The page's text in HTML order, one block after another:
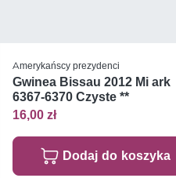
Amerykańscy prezydenci
Gwinea Bissau 2012 Mi ark
6367-6370 Czyste **
16,00 zł
Dodaj do koszyka